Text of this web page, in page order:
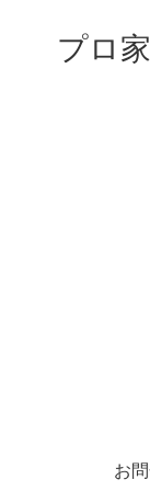
プロ
お